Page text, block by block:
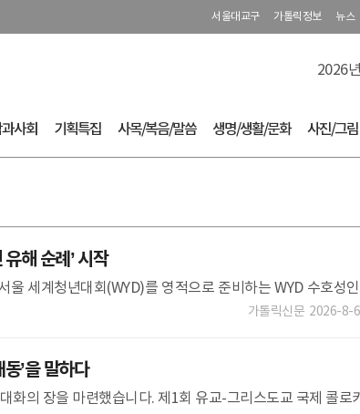
서울대교구 가톨릭정보 뉴스
2026
사회 기획특집 사목/복음/말씀 생명/생활/문화 사진/그림
해 순례’ 시작
세계청년대회(WYD)를 영적으로 준비하는 WYD 수호성인
교구는 7월 29일 성라자로마을에서 교구장 대리 곽진상(제르
가톨릭신문 2026-8-6
’을 말하다
화의 장을 마련했습니다. 제1회 유교-그리스도교 국제 콜로